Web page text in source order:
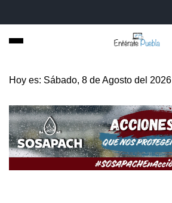
Hoy es: Sábado, 8 de Agosto del 2026